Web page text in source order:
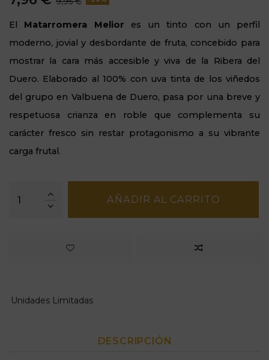
El Matarromera Melior es un tinto con un perfil
moderno, jovial y desbordante de fruta, concebido para
mostrar la cara más accesible y viva de la Ribera del
Duero. Elaborado al 100% con uva tinta de los viñedos
del grupo en Valbuena de Duero, pasa por una breve y
respetuosa crianza en roble que complementa su
carácter fresco sin restar protagonismo a su vibrante
carga frutal.
AÑADIR AL CARRITO
Unidades Limitadas
DESCRIPCIÓN